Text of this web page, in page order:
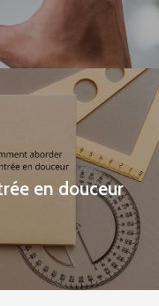
en douceur